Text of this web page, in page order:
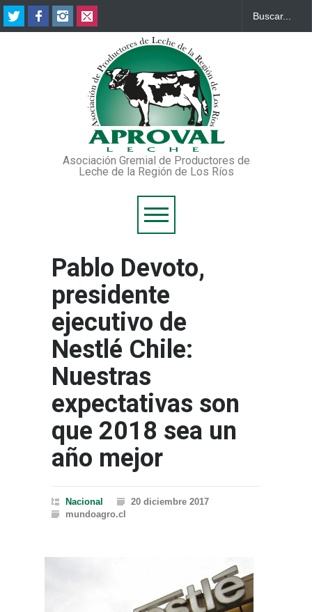
Asociación Gremial de Productores de
Leche de la Región de Los Ríos
Pablo Devoto,
presidente
ejecutivo de
Nestlé Chile:
Nuestras
expectativas son
que 2018 sea un
año mejor
Nacional
20 diciembre 2017
mundoagro.cl